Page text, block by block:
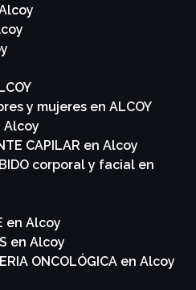
y mujeres en ALCOY
Alcoy
CAPILAR en Alcoy
corporal y facial en
en Alcoy
en Alcoy
ONCOLÓGICA en Alcoy